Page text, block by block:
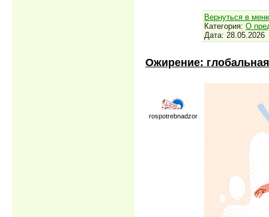
Вернуться в
Категория: О
Дата: 28.05.2026
Ожирение:
rospotrebnadzor